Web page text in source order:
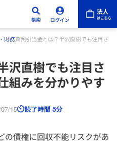
財務貸倒引当金とは？半沢直樹でも注目さ
沢直樹でも注目さ
組みを分かりやす
15 読了時間 5分
の債権に回収不能リスクがあ